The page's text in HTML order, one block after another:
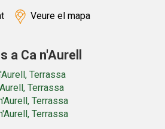
Veure el mapa
Ca n'Aurell
Terrassa
Terrassa
Terrassa
Terrassa
del web per a l'elaboració de
usuaris per introduir millores en
dades d'ús que fan els usuaris del
a través de productes recomanats.
per emmagatzemar
i les eleccions personals